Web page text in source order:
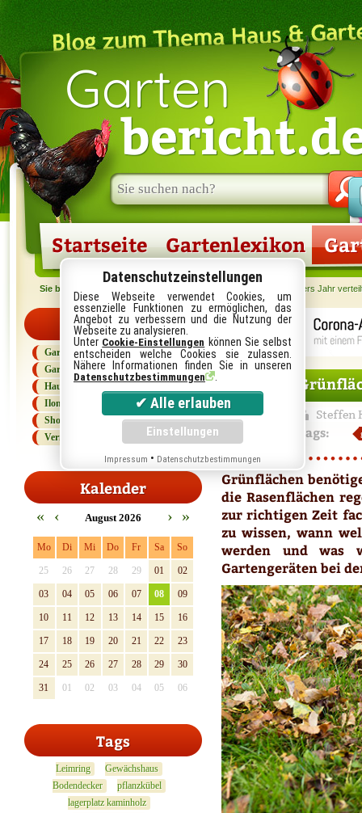
Garten
Suche
im
Startseite Gartenlexikon
Sie befinden sich hier: › Grünflächenpflege übers Jahr
Kategorien
Garten
Gartenlexikon
Haus und Haushalt
Ilonas Kolumne
Shopping Tipps
Vermischtes
Kalender
« ‹ August 2026 »
›
Mo Di Mi Do Fr Sa So
25 26 27 28 29 01 02
03 04 05 06 07 08 09
10 11 12 13 14 15 16
17 18 19 20 21 22 23
24 25 26 27 28 29 30
31 01 02 03 04 05 06
Tags
Leimring
Gewächshaus
Bodendecker
pflanzkübel
lagerplatz kaminholz
Feb
11
Steffen
Tags:
Grünflächen
die Rasenflächen
zur richtigen Zeit
zu wissen, wann
werden und was
Gartengeräten bei
Datenschutzeinstellungen
Diese Webseite verwendet Cookies, um
essenzielle Funktionen zu ermöglichen, das
Angebot zu verbessern und die Nutzung der
Webseite zu analysieren.
Unter Cookie-Einstellungen können Sie selbst
entscheiden welche Cookies sie zulassen.
Nähere Informationen finden Sie in unseren
Datenschutzbestimmungen
Impressum • Datenschutzbestimmungen